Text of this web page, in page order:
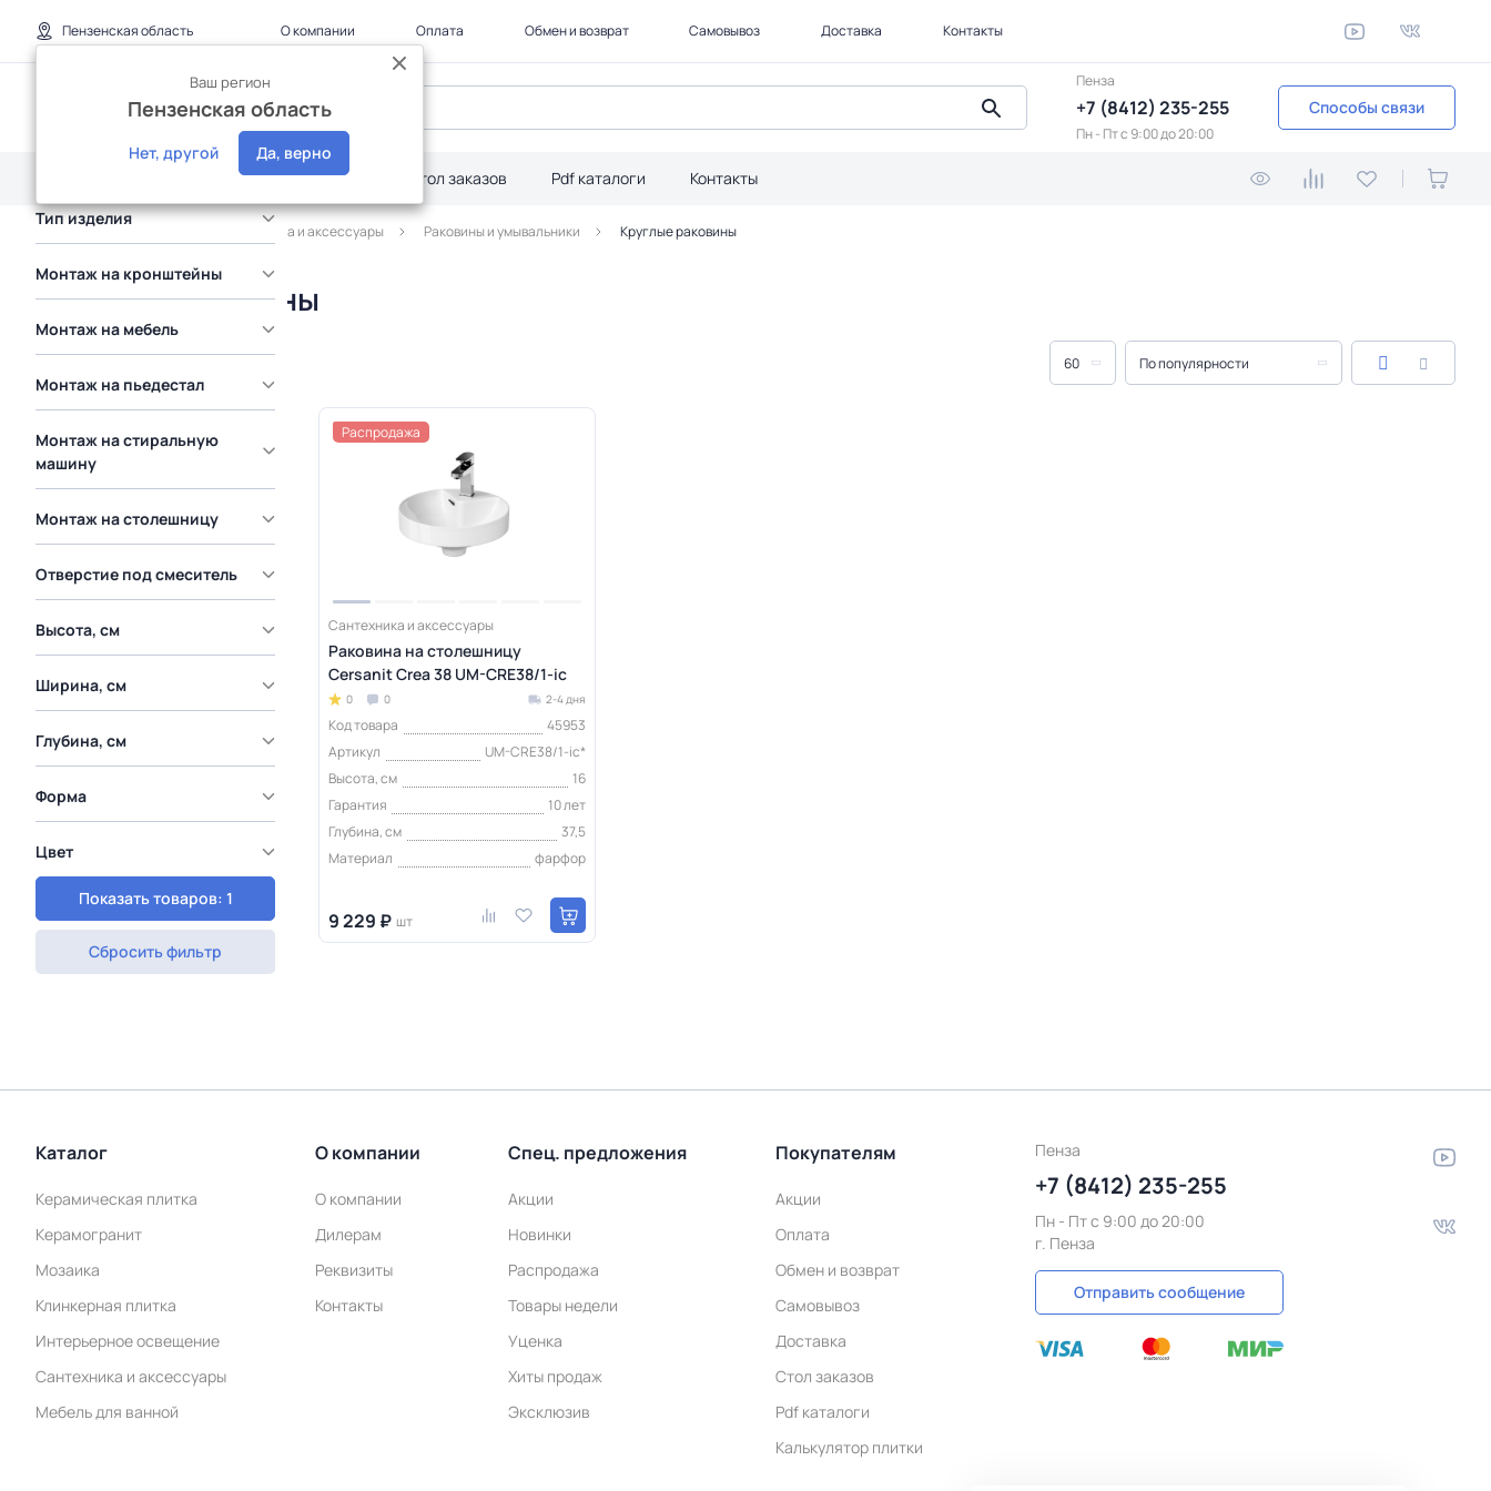
Пензенская область
Ваш регион
Пензенская область
Нет, другой Да, верно
О компании Оплата Обмен и возврат Самовывоз Доставка Контакты
Пенза
+7 (8412) 235-255
Пн - Пт c 9:00 до 20:00
Способы связи
Дилерам Акции Стол заказов Pdf каталоги Контакты
Главная Сантехника и аксессуары Раковины и умывальники Круглые раковины
Круглые раковины
Коллекция
Тип изделия
Монтаж на кронштейны
Монтаж на мебель
Монтаж на пьедестал
Монтаж на стиральную
машину
Монтаж на столешницу
Отверстие под смеситель
Высота, см
Ширина, см
Глубина, см
Форма
Цвет
Показать товаров: 1
Сбросить фильтр
60 По популярности
Распродажа
Сантехника и аксессуары
Раковина на столешницу
Cersanit Crea 38 UM-CRE38/1-ic
0 0 2-4 дня
Код товара
45953
Артикул
UM-CRE38/1-ic*
Высота, см
16
Гарантия
10 лет
Глубина, см
37,5
Материал
фарфор
9 229 ₽ шт
Каталог
Керамическая плитка
Керамогранит
Мозаика
Клинкерная плитка
Интерьерное освещение
Сантехника и аксессуары
Мебель для ванной
О компании
О компании
Дилерам
Реквизиты
Контакты
Спец. предложения
Акции
Новинки
Распродажа
Товары недели
Уценка
Хиты продаж
Эксклюзив
Покупателям
Акции
Оплата
Обмен и возврат
Самовывоз
Доставка
Стол заказов
Pdf каталоги
Калькулятор плитки
Пенза
+7 (8412) 235-255
Пн - Пт c 9:00 до 20:00
г. Пенза
Отправить сообщение